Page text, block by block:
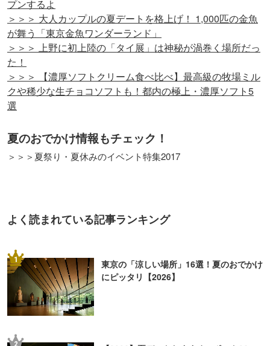
プンするよ
＞＞＞ 大人カップルの夏デートを格上げ！ 1,000匹の金魚
が舞う「東京金魚ワンダーランド」
＞＞＞ 上野に初上陸の「タイ展」は神秘が渦巻く場所だっ
た！
＞＞＞ 【濃厚ソフトクリーム食べ比べ】最高級の牧場ミル
クや稀少な生チョコソフトも！都内の極上・濃厚ソフト5
選
夏のおでかけ情報もチェック！
＞＞＞夏祭り・夏休みのイベント特集2017
よく読まれている記事ランキング
1
東京の「涼しい場所」16選！夏のおでかけ
にピッタリ【2026】
2